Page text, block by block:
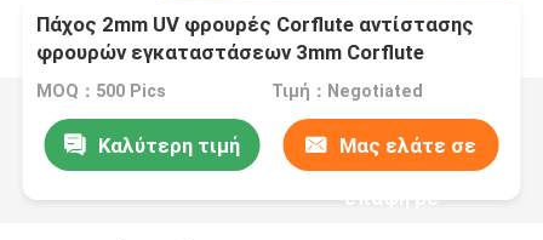
Πάχος 2mm UV φρουρές Corflute αντίστασης
φρουρών εγκαταστάσεων 3mm Corflute
MOQ：500 Pics Τιμή：Negotiated
Καλύτερη τιμή Μας ελάτε σε
επαφή με